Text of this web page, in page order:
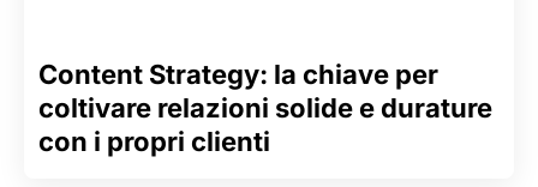
Content Strategy: la chiave per
coltivare relazioni solide e durature
con i propri clienti